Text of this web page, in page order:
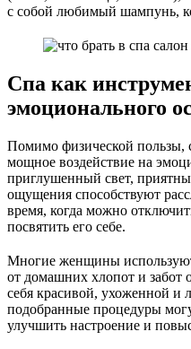
с собой любимый шампунь,
Спа как
эмоционального
Помимо физической пользы,
мощное воздействие на
приглушенный свет,
ощущения способствуют
время, когда можно
посвятить его себе.
Многие женщины
от домашних хлопот и забот
себя красивой, ухоженной
подобранные процедуры
улучшить настроение и